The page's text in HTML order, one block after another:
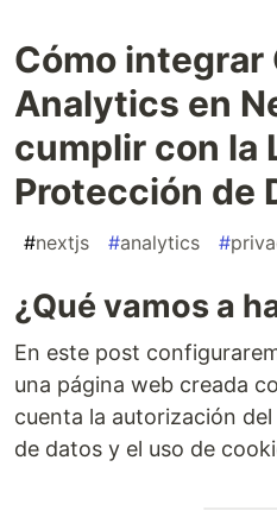
Cómo integrar
Analytics en
cumplir con la
Protección de
#nextjs #analytics #
¿Qué vamos a
En este post
una página web creada
cuenta la autorización
de datos y el uso de